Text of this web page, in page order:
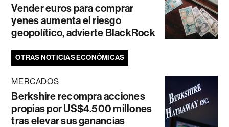
Vender euros para comprar
yenes aumenta el riesgo
geopolítico, advierte BlackRock
OTRAS NOTICIAS ECONÓMICAS
MERCADOS
Berkshire recompra acciones
propias por US$4.500 millones
tras elevar sus ganancias